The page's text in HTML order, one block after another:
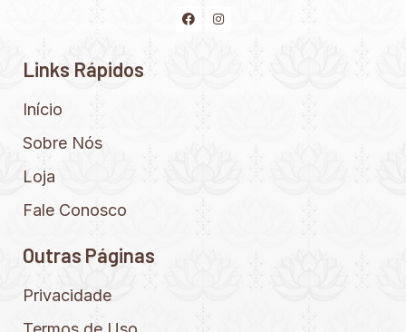
Links Rápidos
Início
Sobre Nós
Loja
Fale Conosco
Outras Páginas
Privacidade